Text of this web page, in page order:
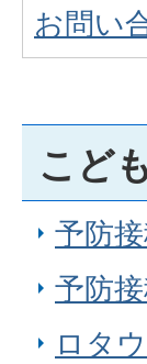
お問い
こど
予防
予防
ロタ